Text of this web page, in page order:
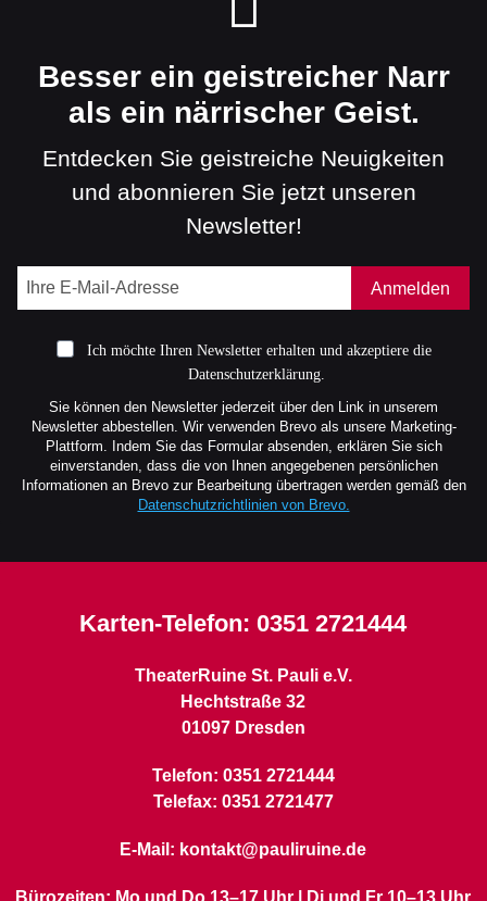
Besser ein geistreicher Narr
als ein närrischer Geist.
Entdecken Sie geistreiche Neuigkeiten
und abonnieren Sie jetzt unseren
Newsletter!
Anmelden
Ich möchte Ihren Newsletter erhalten und akzeptiere die
Datenschutzerklärung.
Sie können den Newsletter jederzeit über den Link in unserem
Newsletter abbestellen. Wir verwenden Brevo als unsere Marketing-
Plattform. Indem Sie das Formular absenden, erklären Sie sich
einverstanden, dass die von Ihnen angegebenen persönlichen
Informationen an Brevo zur Bearbeitung übertragen werden gemäß den
Datenschutzrichtlinien von Brevo.
Karten-Telefon:0351 2721444
TheaterRuine St. Pauli e.V.
Hechtstraße 32
01097 Dresden
Telefon: 0351 2721444
Telefax: 0351 2721477
E-Mail: kontakt@pauliruine.de